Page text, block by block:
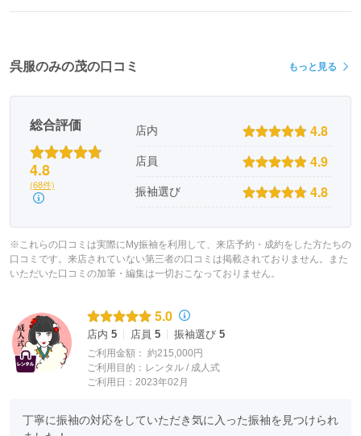
呉服のみの茂の口コミ もっと見る
総合評価
4.8
(68件)
店内 4.8
店員 4.9
振袖選び 4.8
※これらの口コミは実際にMy振袖を利用して、来店予約・成約をした方たちの
口コミです。来店されていない第三者の口コミは掲載されておりません。また
いただいた口コミの加筆・編集は一切おこなっておりません。
5.0
店内 5 店員 5 振袖選び 5
ご利用金額： 約215,000円
ご利用目的： レンタル / 成人式
ご利用日：2023年02月
丁寧に振袖の対応をしていただき気に入った振袖を見つけられ